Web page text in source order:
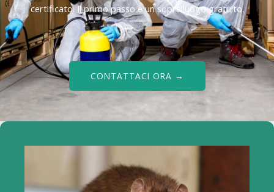
certificato. Il primo passo è un sopralluogo gratuito.
CONTATTACI ORA →